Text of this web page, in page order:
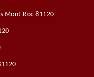
Mont Roc 81120